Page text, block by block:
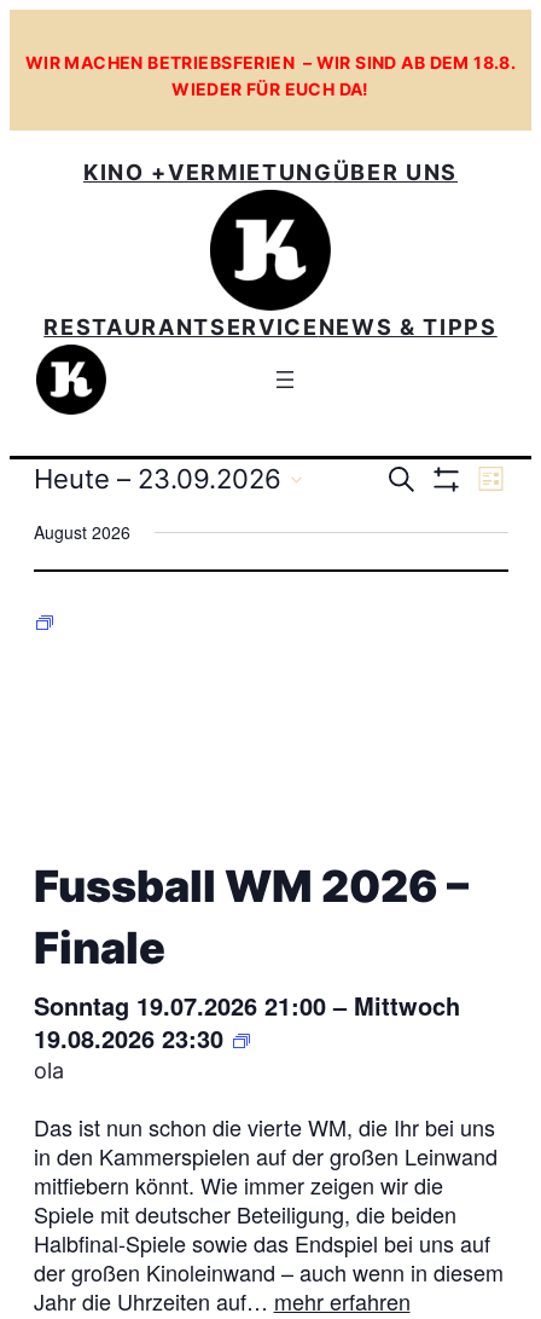
WIR MACHEN BETRIEBSFERIEN – WIR SIND AB DEM 18.8.
WIEDER FÜR EUCH DA!
KINO +VERMIETUNGÜBER UNS
RESTAURANTSERVICENEWS & TIPPS
Suche
und
Suche Liste
Heute – 23.09.2026
wählen.
August 2026
F
6
–
a
l
i
n
a
l
e
Fussball WM 2026 –
Finale
Sonntag 19.07.2026 21:00– Mittwoch
19.08.2026 23:30
F
u
a
l
W
M
2
0
6
ola
Das ist nun schon die vierte WM, die Ihr bei uns
in den Kammerspielen auf der großen Leinwand
mitfiebern könnt. Wie immer zeigen wir die
Spiele mit deutscher Beteiligung, die beiden
Halbfinal-Spiele sowie das Endspiel bei uns auf
der großen Kinoleinwand – auch wenn in diesem
Jahr die Uhrzeiten auf… mehr erfahren